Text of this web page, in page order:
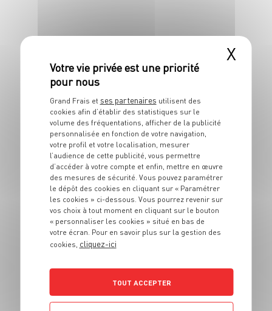
Bruschetta au
pesto, tomates et
billes de mozzarella
4 pers. 20 min 3 min
ENTRÉE
Bouchées fromage
frais, raisins &
pistaches
6 pers. 15 min
X
Grand Frais et ses partenaires utilisent des
cookies afin d’établir des statistiques sur le
volume des fréquentations, afficher de la publicité
personnalisée en fonction de votre navigation,
votre profil et votre localisation, mesurer
l’audience de cette publicité, vous permettre
d’accéder à votre compte et enfin, mettre en œuvre
des mesures de sécurité. Vous pouvez paramétrer
le dépôt des cookies en cliquant sur « Paramétrer
les cookies » ci-dessous. Vous pourrez revenir sur
vos choix à tout moment en cliquant sur le bouton
« personnaliser les cookies » situé en bas de
votre écran. Pour en savoir plus sur la gestion des
cookies, cliquez-ici
TOUT ACCEPTER